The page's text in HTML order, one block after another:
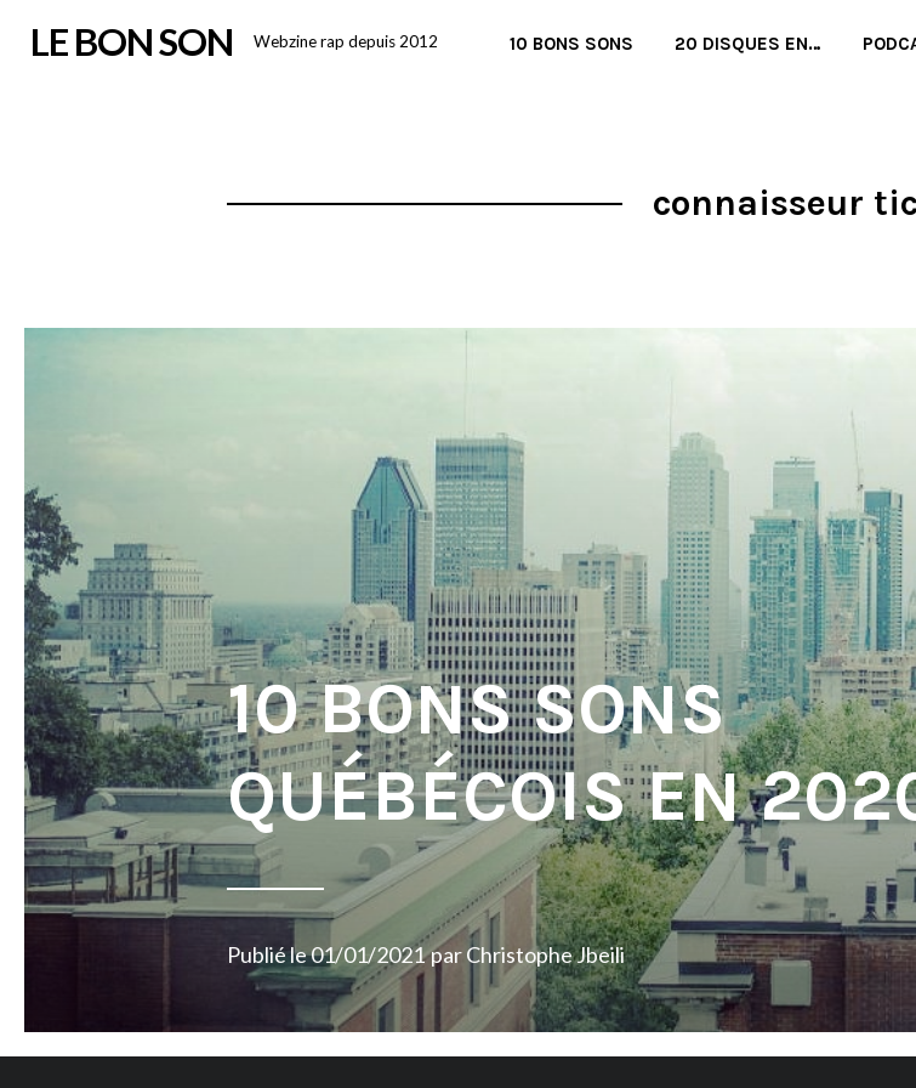
LE BON SON Webzine rap depuis 2012 10 BONS SONS 20 DISQUES EN…
connaisseur
10 BONS SONS
QUÉBÉCOIS EN
Publié le01/01/2021 parChristophe Jbeili